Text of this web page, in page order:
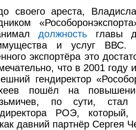
своего ареста,
должность главы
и услуг ВВС.
экспортёра это
что в 2001 году
гендиректор
пошёл на
по сути, стал
РОЭ,
давний партнёр Сергея